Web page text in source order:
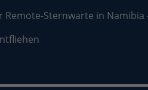
Remote-Sternwarte in Namibia